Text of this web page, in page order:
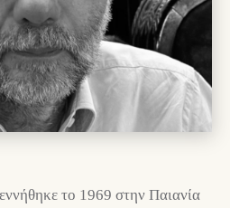
το 1969 στην Παιανία